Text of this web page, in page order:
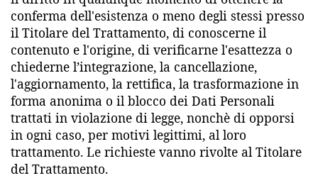
conferma dell'esistenza o meno degli stessi presso
il Titolare del Trattamento, di conoscerne il
contenuto e l'origine, di verificarne l'esattezza o
chiederne l’integrazione, la cancellazione,
l'aggiornamento, la rettifica, la trasformazione in
forma anonima o il blocco dei Dati Personali
trattati in violazione di legge, nonchè di opporsi
in ogni caso, per motivi legittimi, al loro
trattamento. Le richieste vanno rivolte al Titolare
del Trattamento.